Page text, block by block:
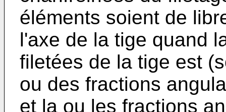
éléments soient de
l'axe de la tige quand
filetées de la tige est
ou des fractions
et la ou les fractions